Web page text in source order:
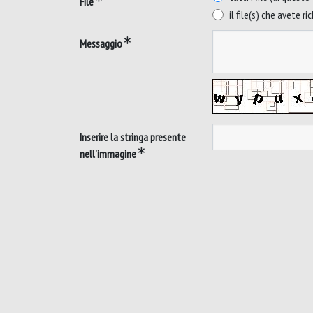
il file(s) che avete
Messaggio
Inserire la stringa presente
nell'immagine